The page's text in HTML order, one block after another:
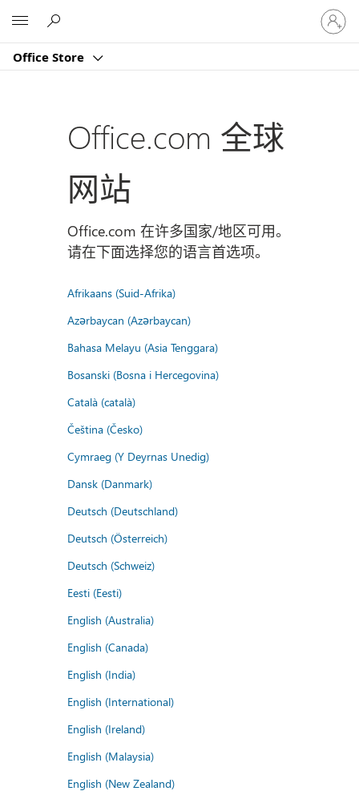
Office Store
请
登
录
Office.com 全球
网站
Office.com 在许多国家/地区可用。
请在下面选择您的语言首选项。
Afrikaans (Suid-Afrika)
Azərbaycan (Azərbaycan)
Bahasa Melayu (Asia Tenggara)
Bosanski (Bosna i Hercegovina)
Català (català)
Čeština (Česko)
Cymraeg (Y Deyrnas Unedig)
Dansk (Danmark)
Deutsch (Deutschland)
Deutsch (Österreich)
Deutsch (Schweiz)
Eesti (Eesti)
English (Australia)
English (Canada)
English (India)
English (International)
English (Ireland)
English (Malaysia)
English (New Zealand)